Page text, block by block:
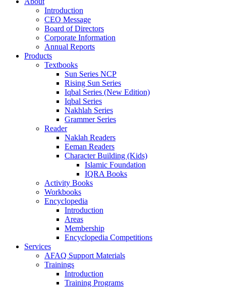
Introduction
CEO Message
Board of Directors
Corporate Information
Annual Reports
Products
Textbooks
Sun Series NCP
Rising Sun Series
Iqbal Series (New Edition)
Iqbal Series
Nakhlah Series
Grammer Series
Reader
Naklah Readers
Eeman Readers
Character Building (Kids)
Islamic Foundation
IQRA Books
Activity Books
Workbooks
Encyclopedia
Introduction
Areas
Membership
Encyclopedia Competitions
Services
AFAQ Support Materials
Trainings
Introduction
Training Programs